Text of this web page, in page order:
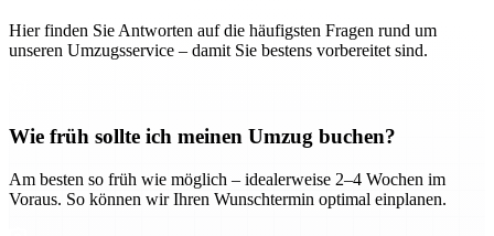
Hier finden Sie Antworten auf die häufigsten Fragen rund um
unseren Umzugsservice – damit Sie bestens vorbereitet sind.
Wie früh sollte ich meinen Umzug buchen?
Am besten so früh wie möglich – idealerweise 2–4 Wochen im
Voraus. So können wir Ihren Wunschtermin optimal einplanen.